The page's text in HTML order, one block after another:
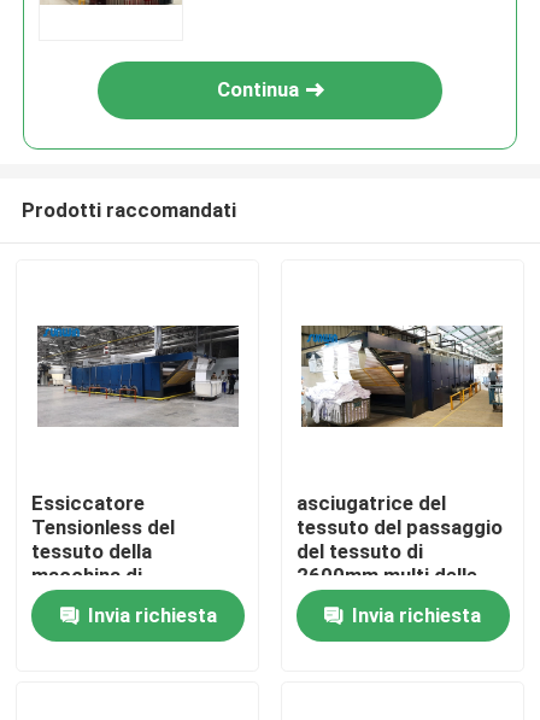
Casa
Chi siamo
Contatti
Continua
Prodotti raccomandati
Essiccatore
Tensionless del
tessuto della
macchina di
rilassamento del
tessuto riscaldato gas
da 170 gradi
Invia richiesta
asciugatrice del
tessuto del passaggio
del tessuto di
2600mm multi delle
camere tubolari
dell'asciugatrice 6
Invia richiesta